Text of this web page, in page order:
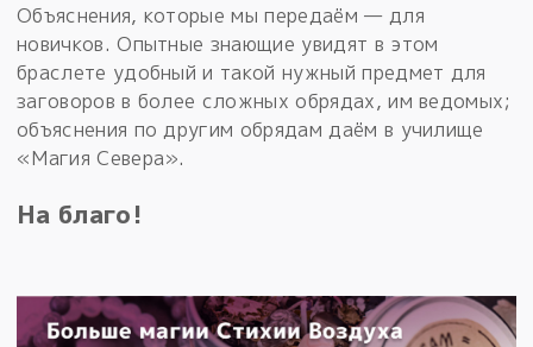
Объяснения, которые мы передаём — для
новичков. Опытные знающие увидят в этом
браслете удобный и такой нужный предмет для
заговоров в более сложных обрядах, им ведомых;
объяснения по другим обрядам даём в училище
«Магия Севера».
На благо!